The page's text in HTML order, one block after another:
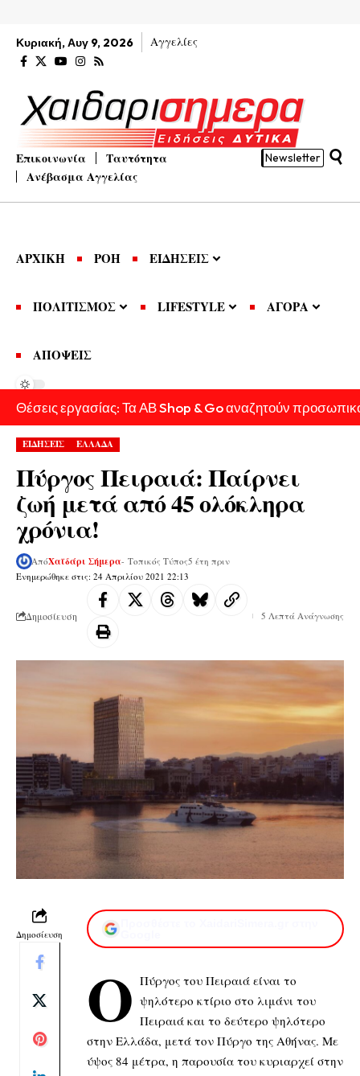
Κυριακή, Αυγ 9, 2026 Αγγελίες
Επικοινωνία
Ταυτότητα
Ανέβασμα Αγγελίας
Newsletter
ΑΡΧΙΚΗ ΡΟΗ ΕΙΔΗΣΕΙΣ
ΠΟΛΙΤΙΣΜΟΣ LIFESTYLE ΑΓΟΡΑ
ΑΠΟΨΕΙΣ
Θέσεις εργασίας: Τα ΑΒ Shop & Go αναζητούν
ΕΙΔΗΣΕΙΣ ΕΛΛΑΔΑ
Πύργος Πειραιά: Παίρνει
ζωή μετά από 45 ολόκληρα
χρόνια!
Ενημερώθηκε στις: 24 Απριλίου 2021 22:13
ΑπόΧαϊδάρι Σήμερα- Τοπικός Τύπος5 έτη πριν
Δημοσίευση 5 Λεπτά Ανάγνωσης
Δημοσίευση
Ο Πύργος του Πειραιά είναι το
ψηλότερο κτίριο στο λιμάνι του
Πειραιά και το δεύτερο ψηλότερο
στην Ελλάδα, μετά τον Πύργο της Αθήνας. Με
ύψος 84 μέτρα, η παρουσία του κυριαρχεί στην